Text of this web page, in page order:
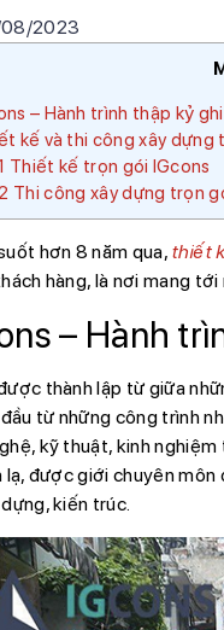
2023
– Hành trình thập kỷ
kế và thi công xây dựng
Thiết kế trọn gói IGcons
Thi công xây dựng trọn
hơn 8 năm qua, thiết
hàng, là nơi mang
– Hành
thành lập từ giữa
từ những công trình
kỹ thuật, kinh
lạ, được giới chuyên môn
kiến trúc.